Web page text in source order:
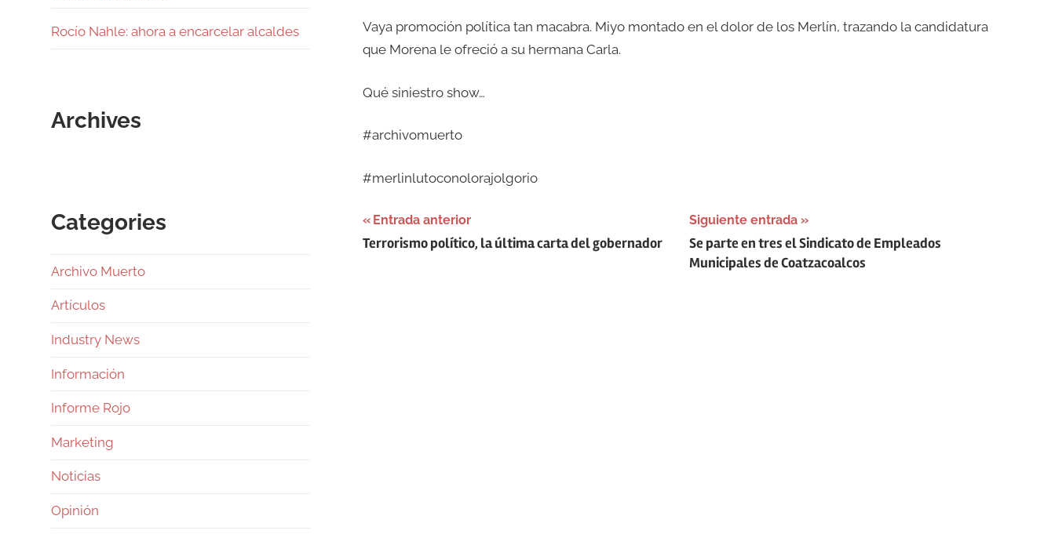
Vaya promoción política tan macabra. Miyo montado en el dolor de los Merlín, trazando la candidatura
que Morena le ofreció a su hermana Carla.
Qué siniestro show…
#archivomuerto
#merlinlutoconolorajolgorio
Navegación
de
Entrada anterior
Terrorismo político, la última carta del gobernador
Siguiente entrada
Se parte en tres el Sindicato de Empleados
Municipales de Coatzacoalcos
Rocío Nahle: ahora a encarcelar alcaldes
Archives
Categories
Archivo Muerto
Artículos
Industry News
Información
Informe Rojo
Marketing
Noticias
Opinión